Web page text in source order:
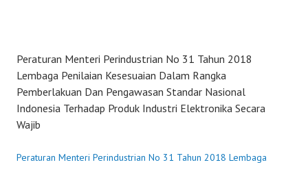
Peraturan Menteri Perindustrian No 31 Tahun 2018
Lembaga Penilaian Kesesuaian Dalam Rangka
Pemberlakuan Dan Pengawasan Standar Nasional
Indonesia Terhadap Produk Industri Elektronika Secara
Wajib
Peraturan Menteri Perindustrian No 31 Tahun 2018 Lembaga